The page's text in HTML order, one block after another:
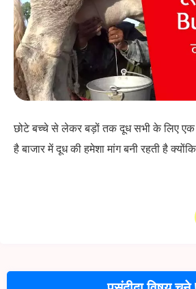
छोटे बच्चे से लेकर बड़ों तक दूध सभी के लिए एक
है बाजार में दूध की हमेशा मांग बनी रहती है